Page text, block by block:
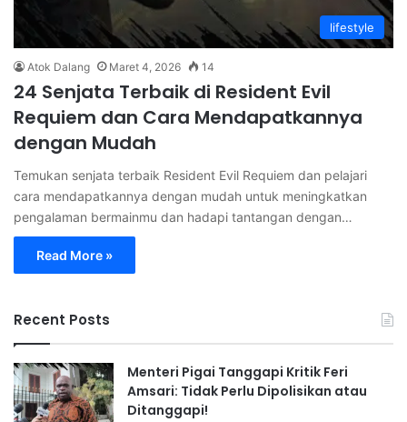
lifestyle
Atok Dalang Maret 4, 2026 14
24 Senjata Terbaik di Resident Evil
Requiem dan Cara Mendapatkannya
dengan Mudah
Temukan senjata terbaik Resident Evil Requiem dan pelajari
cara mendapatkannya dengan mudah untuk meningkatkan
pengalaman bermainmu dan hadapi tantangan dengan…
Read More »
Recent Posts
Menteri Pigai Tanggapi Kritik Feri
Amsari: Tidak Perlu Dipolisikan atau
Ditanggapi!